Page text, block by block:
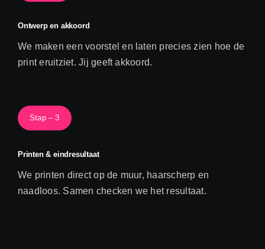
Ontwerp en akkoord
We maken een voorstel en laten precies zien hoe de
print eruitziet. Jij geeft akkoord.
Stap – 3
Printen & eindresultaat
We printen direct op de muur, haarscherp en
naadloos. Samen checken we het resultaat.